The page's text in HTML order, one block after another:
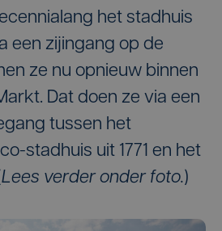
het stadhuis
een zijingang op de
ze nu opnieuw binnen
Dat doen ze via een
tussen het
stadhuis uit 1771 en het
Lees verder onder foto.)